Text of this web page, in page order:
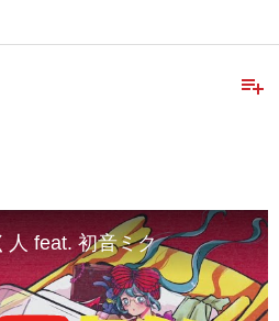
playlist_add
人 feat. 初音ミク